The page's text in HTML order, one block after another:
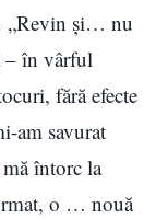
„Revin și… nu
– în vârful
fără efecte
am savurat
mă întorc la
o … nouă